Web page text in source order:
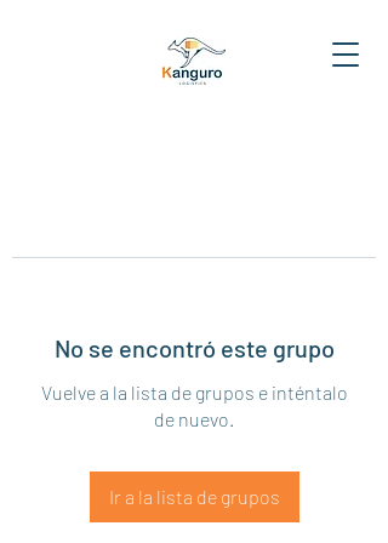
No se encontró este grupo
Vuelve a la lista de grupos e inténtalo
de nuevo.
Ir a la lista de grupos